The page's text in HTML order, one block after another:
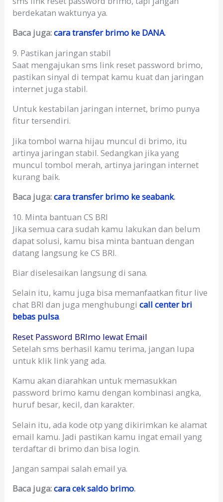
berdekatan waktunya ya.
Baca juga:cara transfer brimo ke DANA.
9. Pastikan jaringan stabil
Saat mengajukan sms link reset password brimo,
pastikan sinyal di tempat kamu kuat dan jaringan
internet juga stabil.
Untuk kestabilan jaringan internet, brimo punya
fitur tersendiri.
Jika tombol warna hijau muncul di brimo, itu
artinya jaringan stabil. Sedangkan jika yang
muncul tombol merah, artinya jaringan internet
kurang baik.
Baca juga:cara transfer brimo ke seabank.
10. Minta bantuan CS BRI
Jika semua cara sudah kamu lakukan dan belum
dapat solusi, kamu bisa minta bantuan dengan
datang langsung ke CS BRI.
Biar diselesaikan langsung di sana.
Selain itu, kamu juga bisa memanfaatkan fitur live
chat BRI dan juga menghubungicall center bri
bebas pulsa.
Reset Password BRImo lewat Email
Setelah sms berhasil kamu terima, jangan lupa
untuk klik link yang ada.
Kamu akan diarahkan untuk memasukkan
password brimo kamu dengan kombinasi angka,
huruf besar, kecil, dan karakter.
Selain itu, ada kode otp yang dikirimkan ke alamat
email kamu. Jadi pastikan kamu ingat email yang
terdaftar di brimo dan bisa login.
Jangan sampai salah email ya.
Baca juga:cara cek saldo brimo.